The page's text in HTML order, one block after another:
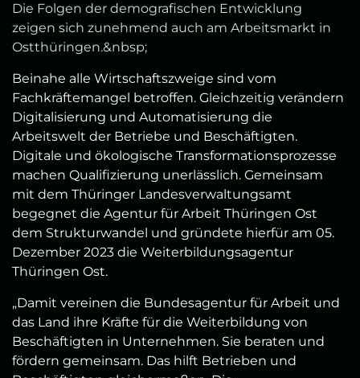
Die Folgen der demografischen Entwicklung
zeigen sich zunehmend auch am Arbeitsmarkt in
Ostthüringen.&nbsp;
Beinahe alle Wirtschaftszweige sind vom
Fachkräftemangel betroffen. Gleichzeitig verändern
Digitalisierung und Automatisierung die
Arbeitswelt der Betriebe und Beschäftigten.
Digitale und ökologische Transformationsprozesse
machen Qualifizierung unerlässlich. Gemeinsam
mit dem Thüringer Landesverwaltungsamt
begegnet die Agentur für Arbeit Thüringen Ost
dem Strukturwandel und gründete hierfür am 05.
Dezember 2023 die Weiterbildungsagentur
Thüringen Ost.
„Damit vereinen die Bundesagentur für Arbeit und
das Land ihre Kräfte für die Weiterbildung von
Beschäftigten in Unternehmen. Sie beraten und
fördern gemeinsam. Das hilft Betrieben und